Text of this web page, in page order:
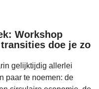
Workshop
doe je zo
gelijktijdig allerlei
paar te noemen: de